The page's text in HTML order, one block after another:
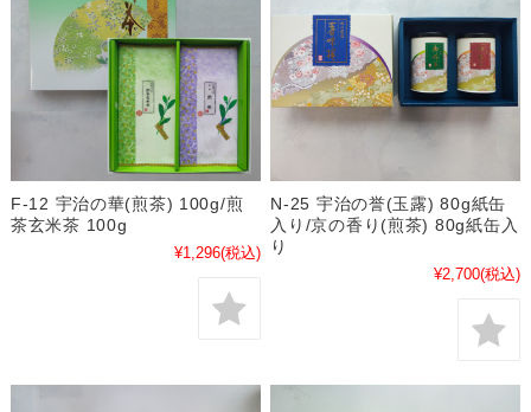
F-12 宇治の華(煎茶) 100g/煎
茶玄米茶 100g
¥1,296(税込)
N-25 宇治の誉(玉露) 80g紙缶
入り/京の香り(煎茶) 80g紙缶入
り
¥2,700(税込)